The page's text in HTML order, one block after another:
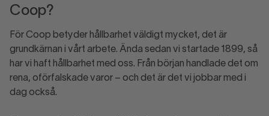
Coop?
För Coop betyder hållbarhet väldigt mycket, det är
grundkärnan i vårt arbete. Ända sedan vi startade 1899, så
har vi haft hållbarhet med oss. Från början handlade det om
rena, oförfalskade varor – och det är det vi jobbar med i
dag också.